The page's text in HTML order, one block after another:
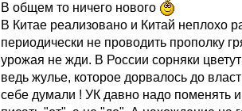
В общем то ничего нового
В Китае реализовано и Китай неплохо
периодически не проводить прополку
урожая не жди. В России сорняки
ведь жулье, которое дорвалось до
себе думали ! УК давно надо поменять и